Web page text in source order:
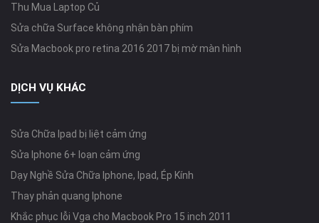
Thu Mua Laptop Củ
Sửa chữa Surface không nhận bàn phím
Sửa Macbook pro retina 2016 2017 bị mờ màn hình
DỊCH VỤ KHÁC
Sửa Chữa Ipad bị liệt cảm ứng
Sửa Iphone 6+ loạn cảm ứng
Dạy Nghề Sửa Chữa Iphone, Ipad, Ép Kính
Thay phản quang Iphone
Khắc phục lỗi Vga cho Macbook Pro 15 inch 2011